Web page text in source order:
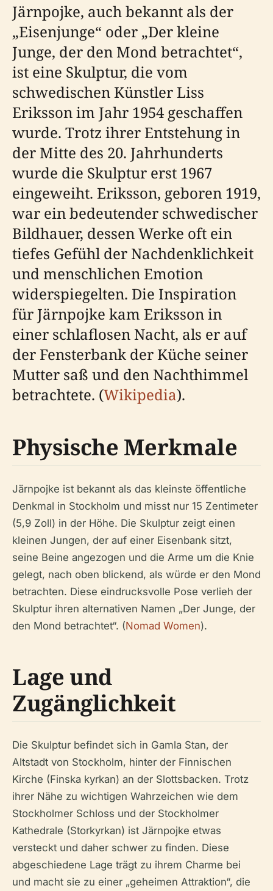
Järnpojke, auch bekannt als der
„Eisenjunge“ oder „Der kleine
Junge, der den Mond betrachtet“,
ist eine Skulptur, die vom
schwedischen Künstler Liss
Eriksson im Jahr 1954 geschaffen
wurde. Trotz ihrer Entstehung in
der Mitte des 20. Jahrhunderts
wurde die Skulptur erst 1967
eingeweiht. Eriksson, geboren 1919,
war ein bedeutender schwedischer
Bildhauer, dessen Werke oft ein
tiefes Gefühl der Nachdenklichkeit
und menschlichen Emotion
widerspiegelten. Die Inspiration
für Järnpojke kam Eriksson in
einer schlaflosen Nacht, als er auf
der Fensterbank der Küche seiner
Mutter saß und den Nachthimmel
betrachtete. (Wikipedia).
Physische Merkmale
Järnpojke ist bekannt als das kleinste öffentliche
Denkmal in Stockholm und misst nur 15 Zentimeter
(5,9 Zoll) in der Höhe. Die Skulptur zeigt einen
kleinen Jungen, der auf einer Eisenbank sitzt,
seine Beine angezogen und die Arme um die Knie
gelegt, nach oben blickend, als würde er den Mond
betrachten. Diese eindrucksvolle Pose verlieh der
Skulptur ihren alternativen Namen „Der Junge, der
den Mond betrachtet“. (Nomad Women).
Lage und
Zugänglichkeit
Die Skulptur befindet sich in Gamla Stan, der
Altstadt von Stockholm, hinter der Finnischen
Kirche (Finska kyrkan) an der Slottsbacken. Trotz
ihrer Nähe zu wichtigen Wahrzeichen wie dem
Stockholmer Schloss und der Stockholmer
Kathedrale (Storkyrkan) ist Järnpojke etwas
versteckt und daher schwer zu finden. Diese
abgeschiedene Lage trägt zu ihrem Charme bei
und macht sie zu einer „geheimen Attraktion“, die